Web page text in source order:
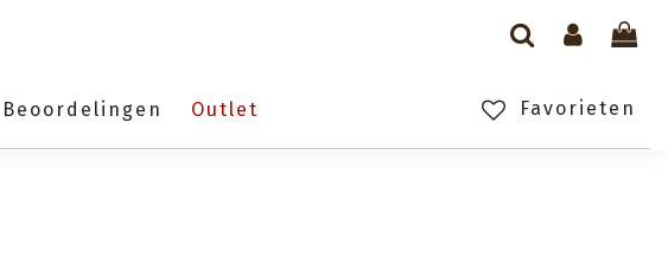
Beoordelingen Favorieten
Outlet